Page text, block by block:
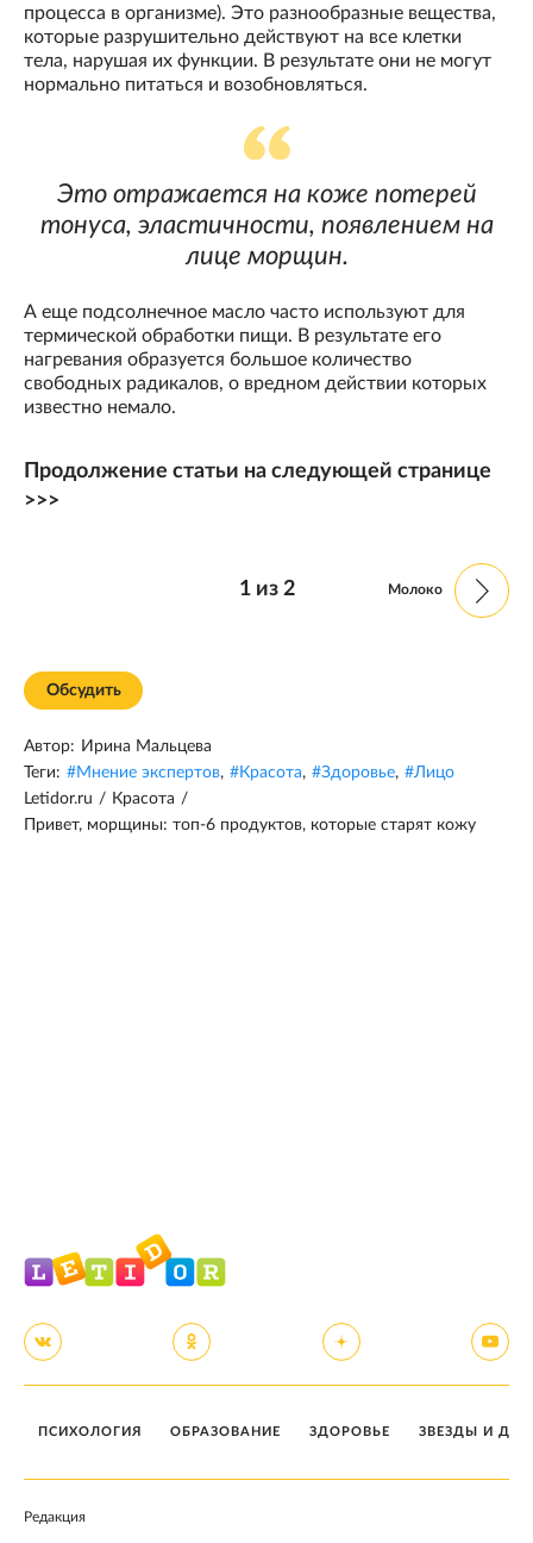
процесса в организме). Это разнообразные вещества,
которые разрушительно действуют на все клетки
тела, нарушая их функции. В результате они не могут
нормально питаться и возобновляться.
Это отражается на коже потерей
тонуса, эластичности, появлением на
лице морщин.
А еще подсолнечное масло часто используют для
термической обработки пищи. В результате его
нагревания образуется большое количество
свободных радикалов, о вредном действии которых
известно немало.
Продолжение статьи на следующей странице
>>>
1из 2 Молоко
Обсудить
Автор: Ирина Мальцева
Теги: #Мнение экспертов, #Красота, #Здоровье, #Лицо
Letidor.ru / Красота /
Привет, морщины: топ-6 продуктов, которые старят кожу
ПСИХОЛОГИЯ ОБРАЗОВАНИЕ ЗДОРОВЬЕ ЗВЕЗДЫ И
Редакция